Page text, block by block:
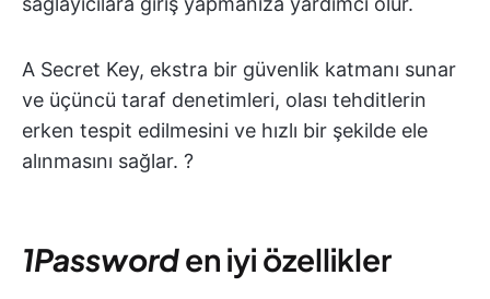
A Secret Key, ekstra bir güvenlik katmanı sunar
ve üçüncü taraf denetimleri, olası tehditlerin
erken tespit edilmesini ve hızlı bir şekilde ele
alınmasını sağlar. ?
1Passworden iyi özellikler